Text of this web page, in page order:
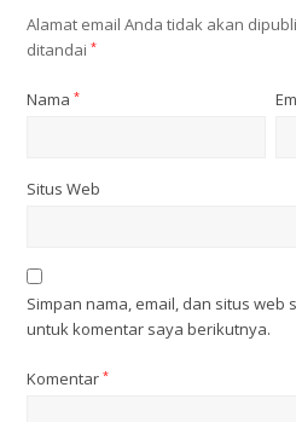
Alamat email Anda tidak akan
ditandai*
Nama*
Situs Web
Simpan nama, email, dan situs web
untuk komentar saya berikutnya.
Komentar*